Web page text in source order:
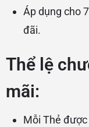
Áp dụng cho
đãi.
Thể lệ
mãi:
Mỗi Thẻ